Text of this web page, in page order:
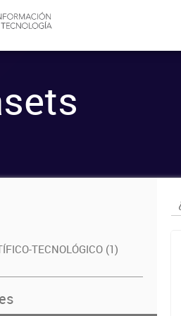
TECNOLÓGICO (1)